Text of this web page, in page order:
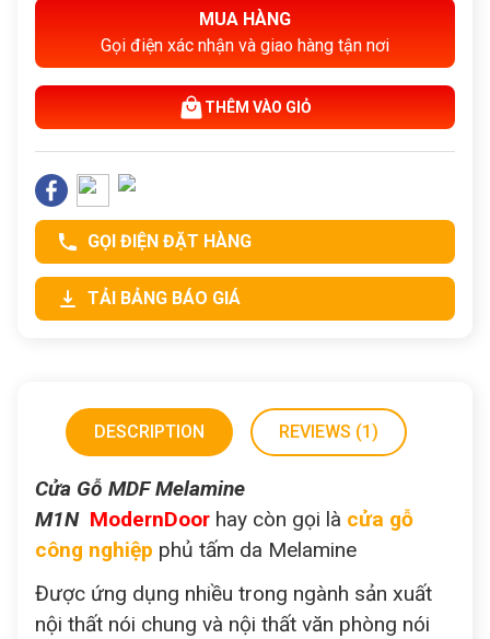
MUA HÀNG
Gọi điện xác nhận và giao hàng tận nơi
THÊM VÀO GIỎ
GỌI ĐIỆN ĐẶT HÀNG
TẢI BẢNG BÁO GIÁ
DESCRIPTION REVIEWS (1)
Cửa Gỗ MDF Melamine
M1N ModernDoor hay còn gọi là cửa gỗ
công nghiệp phủ tấm da Melamine
Được ứng dụng nhiều trong ngành sản xuất
nội thất nói chung và nội thất văn phòng nói